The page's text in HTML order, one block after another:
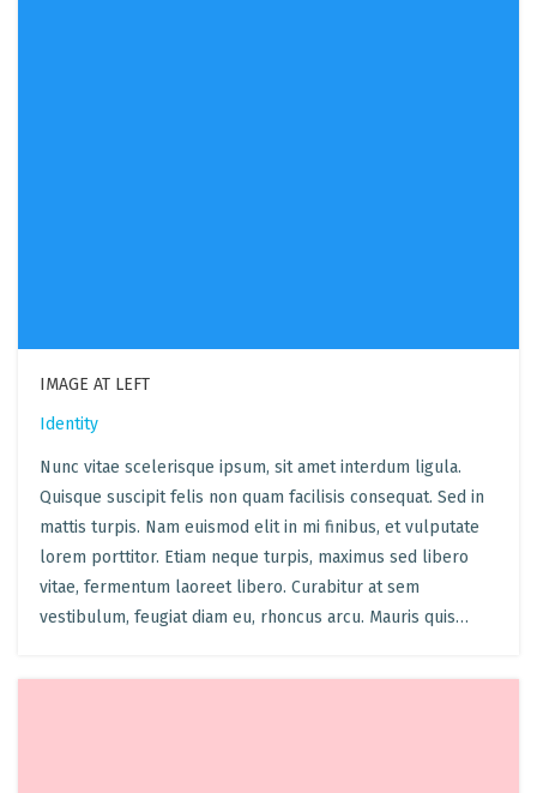
IMAGE AT LEFT
Identity
Nunc vitae scelerisque ipsum, sit amet interdum ligula.
Quisque suscipit felis non quam facilisis consequat. Sed in
mattis turpis. Nam euismod elit in mi finibus, et vulputate
lorem porttitor. Etiam neque turpis, maximus sed libero
vitae, fermentum laoreet libero. Curabitur at sem
vestibulum, feugiat diam eu, rhoncus arcu. Mauris quis…